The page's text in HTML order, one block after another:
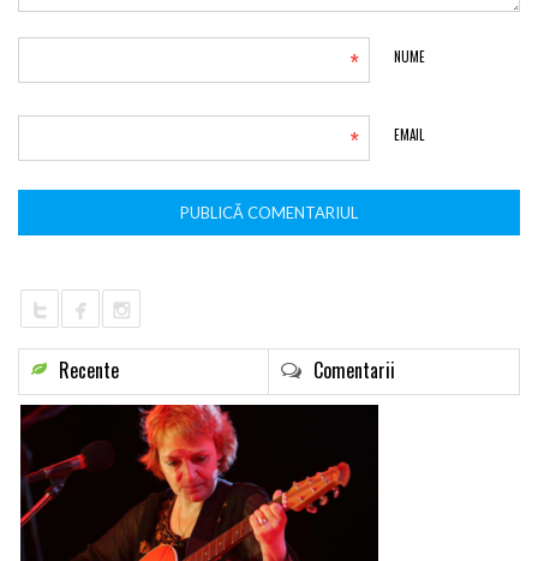
NUME
*
EMAIL
*
Recente Comentarii